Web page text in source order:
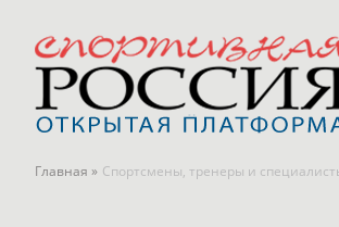
Главная » Спортсмены, тренеры и